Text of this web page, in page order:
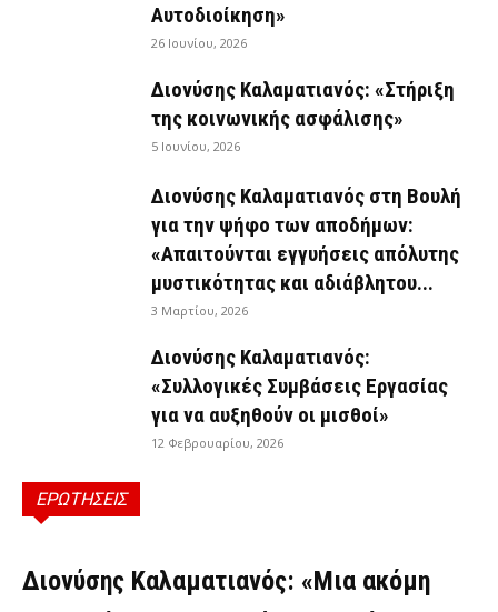
Αυτοδιοίκηση»
26 Ιουνίου, 2026
Διονύσης Καλαματιανός: «Στήριξη
της κοινωνικής ασφάλισης»
5 Ιουνίου, 2026
Διονύσης Καλαματιανός στη Βουλή
για την ψήφο των αποδήμων:
«Απαιτούνται εγγυήσεις απόλυτης
μυστικότητας και αδιάβλητου...
3 Μαρτίου, 2026
Διονύσης Καλαματιανός:
«Συλλογικές Συμβάσεις Εργασίας
για να αυξηθούν οι μισθοί»
12 Φεβρουαρίου, 2026
ΕΡΩΤΗΣΕΙΣ
ΕΡΩΤΉΣΕΙΣ
Διονύσης Καλαματιανός: «Μια ακόμη